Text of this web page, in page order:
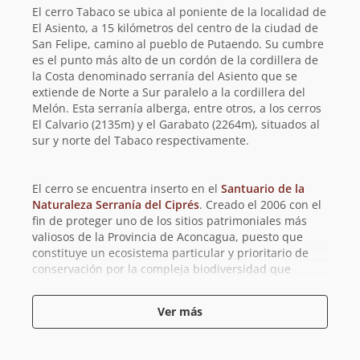
El cerro Tabaco se ubica al poniente de la localidad de
El Asiento, a 15 kilómetros del centro de la ciudad de
San Felipe, camino al pueblo de Putaendo. Su cumbre
es el punto más alto de un cordón de la cordillera de
la Costa denominado serranía del Asiento que se
extiende de Norte a Sur paralelo a la cordillera del
Melón. Esta serranía alberga, entre otros, a los cerros
El Calvario (2135m) y el Garabato (2264m), situados al
sur y norte del Tabaco respectivamente.
El cerro se encuentra inserto en el Santuario de la
Naturaleza Serranía del Ciprés. Creado el 2006 con el
fin de proteger uno de los sitios patrimoniales más
valiosos de la Provincia de Aconcagua, puesto que
constituye un ecosistema particular y prioritario de
conservación por la compleja biodiversidad que
ejemplares de ciprés de la cordillera (Austrocedrus
). Estos se encuentran en estado vulnerable de
conservación y constituye el límite septentrional de la
Ver más